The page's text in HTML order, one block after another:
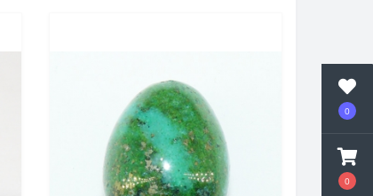
0
0